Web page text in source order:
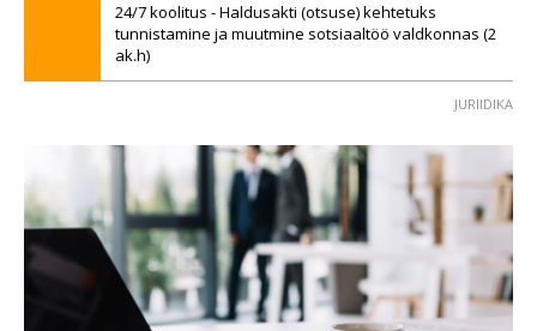
24/7 koolitus - Haldusakti (otsuse) kehtetuks
tunnistamine ja muutmine sotsiaaltöö valdkonnas (2
ak.h)
JURIIDIKA